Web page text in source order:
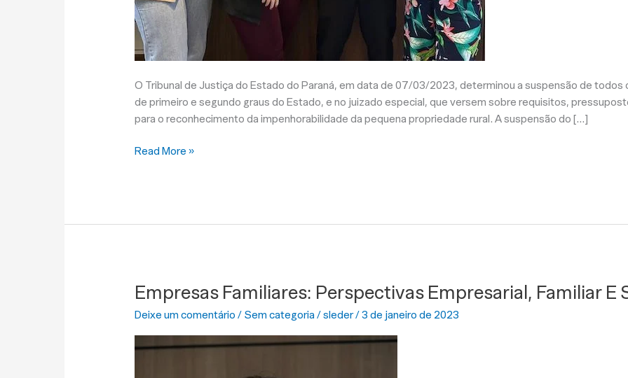
O Tribunal de Justiça do Estado do Paraná, em data de 07/03/2023, determinou a suspensão de
de primeiro e segundo graus do Estado, e no juizado especial, que versem sobre requisitos,
para o reconhecimento da impenhorabilidade da pequena propriedade rural. A suspensão do […]
Read More »
Empresas Familiares: Perspectivas Empresarial, Familiar E
Deixe um comentário / Sem categoria /sleder/3 de janeiro de 2023
Empresas
Familiares:
Perspectivas
Empresarial,